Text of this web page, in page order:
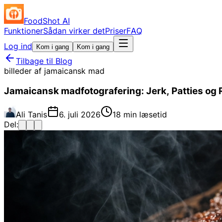
FoodShot AI
FunktionerSådan virker detPriserFAQ
Log ind
Kom i gang Kom i gang
Tilbage til Blog
billeder af jamaicansk mad
Jamaicansk madfotografering: Jerk, Patties og
Ali Tanis 6. juli 2026
18 min læsetid
Del: